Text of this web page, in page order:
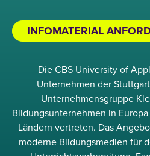
INFOMATERIAL
Die CBS University of
Unternehmen der
Unternehmensgruppe
Bildungsunternehmen in
Ländern vertreten. Das
moderne Bildungsmedien für